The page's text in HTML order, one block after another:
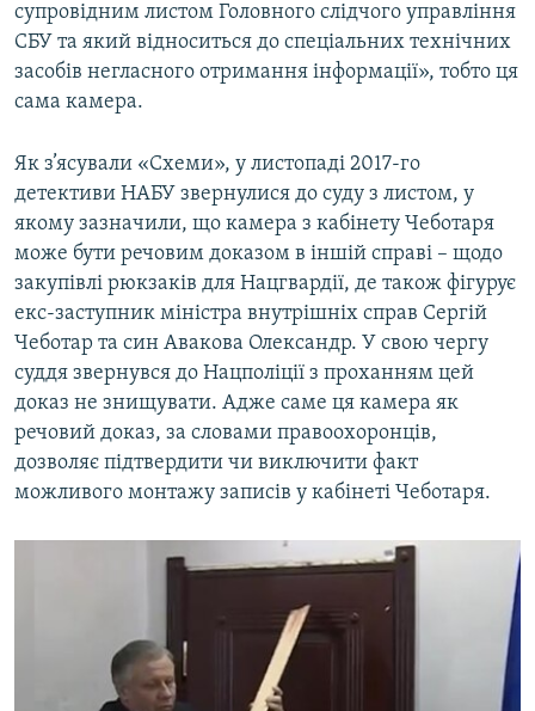
супровідним листом Головного слідчого управління
СБУ та який відноситься до спеціальних технічних
засобів негласного отримання інформації», тобто ця
сама камера.
Як з’ясували «Схеми», у листопаді 2017-го
детективи НАБУ звернулися до суду з листом, у
якому зазначили, що камера з кабінету Чеботаря
може бути речовим доказом в іншій справі – щодо
закупівлі рюкзаків для Нацгвардії, де також фігурує
екс-заступник міністра внутрішніх справ Сергій
Чеботар та син Авакова Олександр. У свою чергу
суддя звернувся до Нацполіції з проханням цей
доказ не знищувати. Адже саме ця камера як
речовий доказ, за словами правоохоронців,
дозволяє підтвердити чи виключити факт
можливого монтажу записів у кабінеті Чеботаря.